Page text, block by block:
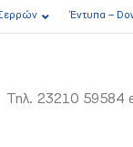
Έντυπα –
Τηλ. 23210 59584